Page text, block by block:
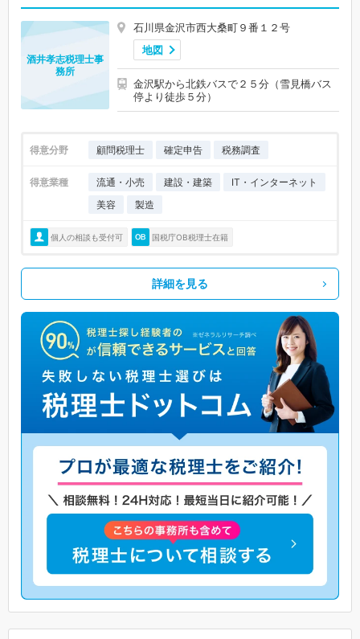
石川県金沢市西大桑町９番１２号
地図
金沢駅から北鉄バスで２５分（雪見橋バス
停より徒歩５分）
酒井孝志税理士事
務所
得意分野 顧問税理士 確定申告 税務調査
得意業種 流通・小売 建設・建築
IT・インターネット
美容
製造
個人の相談も受付可 国税庁OB税理士在籍
詳細を見る